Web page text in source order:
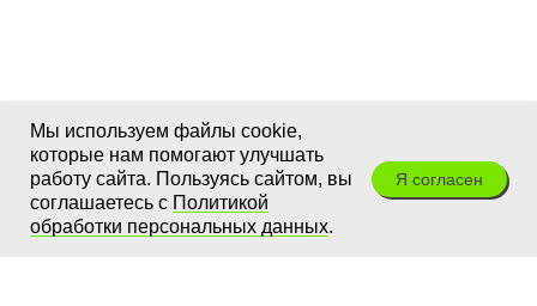
Мы используем файлы cookie,
которые нам помогают улучшать
работу сайта. Пользуясь сайтом, вы
соглашаетесь с Политикой
обработки персональных данных.
Я согласен